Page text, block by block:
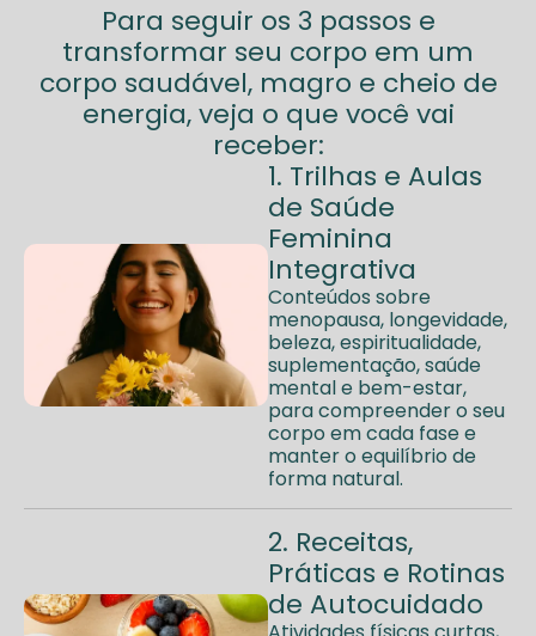
Para seguir os 3 passos e
transformar seu corpo em um
corpo saudável, magro e cheio de
energia, veja o que você vai
receber:
1. Trilhas e Aulas
de Saúde
Feminina
Integrativa
Conteúdos sobre
menopausa, longevidade,
beleza, espiritualidade,
suplementação, saúde
mental e bem-estar,
para compreender o seu
corpo em cada fase e
manter o equilíbrio de
forma natural.
2. Receitas,
Práticas e Rotinas
de Autocuidado